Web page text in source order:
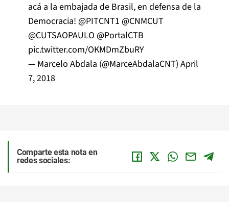
acá a la embajada de Brasil, en defensa de la
Democracia! @PITCNT1 @CNMCUT
@CUTSAOPAULO @PortalCTB
pic.twitter.com/OKMDmZbuRY
— Marcelo Abdala (@MarceAbdalaCNT) April
7, 2018
Comparte esta nota en
redes sociales: